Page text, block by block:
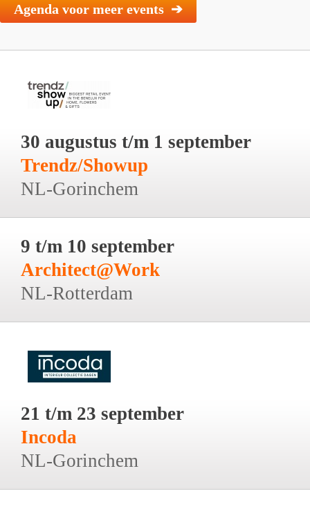
Agenda voor meer events ➔
30 augustus t/m 1 september
Trendz/Showup
NL-Gorinchem
9 t/m 10 september
Architect@Work
NL-Rotterdam
21 t/m 23 september
Incoda
NL-Gorinchem